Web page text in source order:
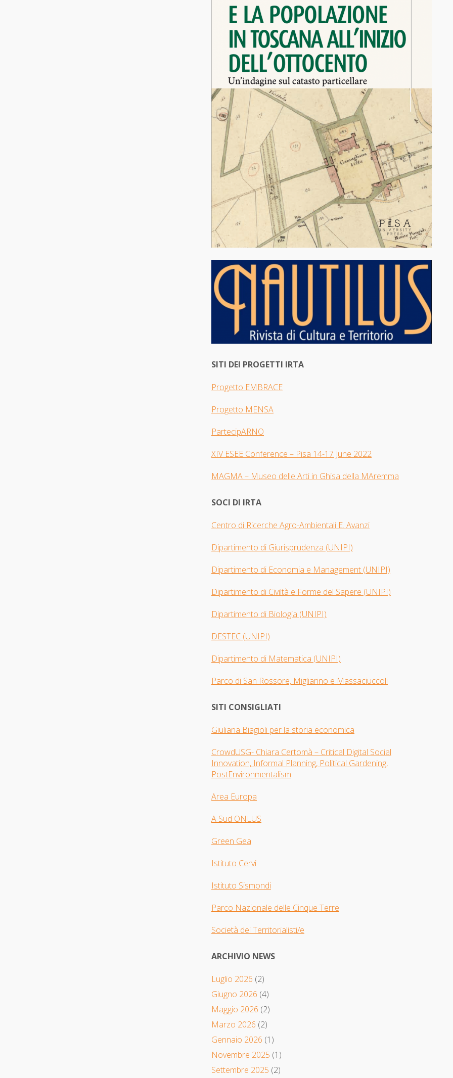
SITI DEI PROGETTI IRTA
Progetto EMBRACE
Progetto MENSA
PartecipARNO
XIV ESEE Conference – Pisa 14-17 June 2022
MAGMA – Museo delle Arti in Ghisa della MAremma
SOCI DI IRTA
Centro di Ricerche Agro-Ambientali E. Avanzi
Dipartimento di Giurisprudenza (UNIPI​)
Dipartimento di Economia e Management (UNIPI)
Dipartimento di Civiltà e Forme del Sapere (UNIPI)
Dipartimento di Biologia (UNIPI)
DESTEC (UNIPI)
Dipartimento di Matematica (UNIPI)
Parco di San Rossore, Migliarino e Massaciuccoli
SITI CONSIGLIATI
Giuliana Biagioli per la storia economica
CrowdUSG- Chiara Certomà – Critical Digital Social
Innovation, Informal Planning, Political Gardening,
PostEnvironmentalism
Area Europa
A Sud ONLUS
Green Gea
Istituto Cervi
Istituto Sismondi
Parco Nazionale delle Cinque Terre
Società dei Territorialisti/e
ARCHIVIO NEWS
Luglio 2026 (2)
Giugno 2026 (4)
Maggio 2026 (2)
Marzo 2026 (2)
Gennaio 2026 (1)
Novembre 2025 (1)
Settembre 2025 (2)